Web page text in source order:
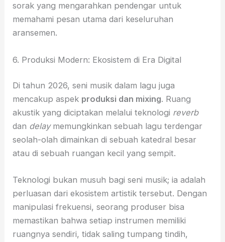
sorak yang mengarahkan pendengar untuk
memahami pesan utama dari keseluruhan
aransemen.
6. Produksi Modern: Ekosistem di Era Digital
Di tahun 2026, seni musik dalam lagu juga
mencakup aspek produksi dan mixing. Ruang
akustik yang diciptakan melalui teknologi reverb
dan delaymemungkinkan sebuah lagu terdengar
seolah-olah dimainkan di sebuah katedral besar
atau di sebuah ruangan kecil yang sempit.
Teknologi bukan musuh bagi seni musik; ia adalah
perluasan dari ekosistem artistik tersebut. Dengan
manipulasi frekuensi, seorang produser bisa
memastikan bahwa setiap instrumen memiliki
ruangnya sendiri, tidak saling tumpang tindih,